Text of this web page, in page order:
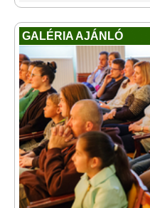
GALÉRIA AJÁNLÓ